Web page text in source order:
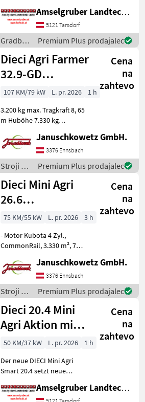
Kg Traglast -578cm
Hubhöhe
Werkzeugunterkante -Unter
200cm Bauhöhe -75 PS 4
Zylind
Amselgruber Landtechnik GmbH
5121 Tarsdorf
Gradbeni
stroji /
Dieci
Premium Plus prodajalec
Dieci Agri Farmer
32.9-GD
Teleskoplader
Cena
na
zahtevo
107 KM/79 kW L. pr. 2026
1 h
3.200 kg max. Tragkraft 8, 65
m Huböhe 7.330 kg
Motor 3.880 cm³ CR mit
DOC+DPF+SCR 40 km/h
Höchstgeschwindigkeit
Komfortkabine gefeder
Januschkowetz GmbH.
3376 Ennsbach
Stroji z
motorji /
Dieci
Premium Plus prodajalec
Dieci Mini Agri
26.6
Teleskoplader
Cena
na
zahtevo
75 KM/55 kW L. pr. 2026
3 h
- Motor Kubota 4 Zyl.,
CommonRail, 3.330 m², 75
Betriebsgewicht 4.900 kg -
Hubhöhe 5, 78 m - Max.
Hubkraft 2500 kg -
Ausbrechkraft 7600 daN
Januschkowetz GmbH.
3376 Ennsbach
Stroji z
motorji /
Dieci
Premium Plus prodajalec
Dieci 20.4 Mini
Agri Aktion mit
Österreichpaket
Cena
na
zahtevo
50 KM/37 kW L. pr. 2026
1 h
Der neue DIECI Mini Agri
Smart 20.4 setzt neue
Teleskopladermarkt. Stufe
Amselgruber Landtechnik GmbH